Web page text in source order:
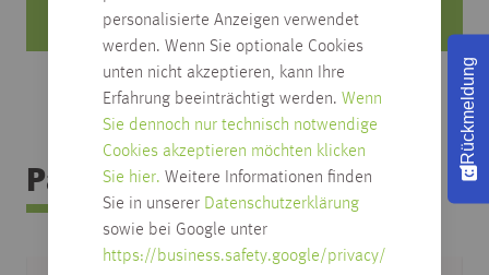
personalisierte Anzeigen verwendet
werden. Wenn Sie optionale Cookies
unten nicht akzeptieren, kann Ihre
Erfahrung beeinträchtigt werden. Wenn
Sie dennoch nur technisch notwendige
Cookies akzeptieren möchten klicken
Sie hier. Weitere Informationen finden
Sie in unserer Datenschutzerklärung
sowie bei Google unter
https://business.safety.google/privacy/
Passendes Zubehör
Rückmeldung